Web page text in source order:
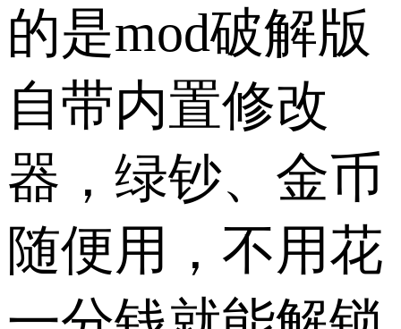
的是mod破解版
自带内置修改
器，绿钞、金币
随便用，不用花